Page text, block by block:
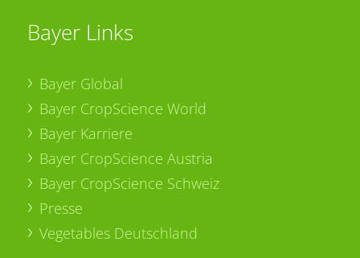
Bayer Links
Bayer Global
Bayer CropScience World
Bayer Karriere
Bayer CropScience Austria
Bayer CropScience Schweiz
Presse
Vegetables Deutschland